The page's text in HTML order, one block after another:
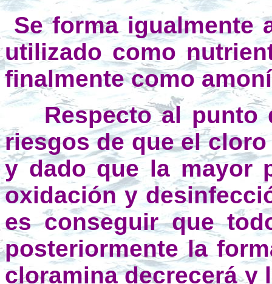
Se forma igualmente
utilizado como
finalmente como
Respecto al
riesgos de que el
y dado que la mayor
oxidación y
es conseguir que
posteriormente la
cloramina decrecerá y